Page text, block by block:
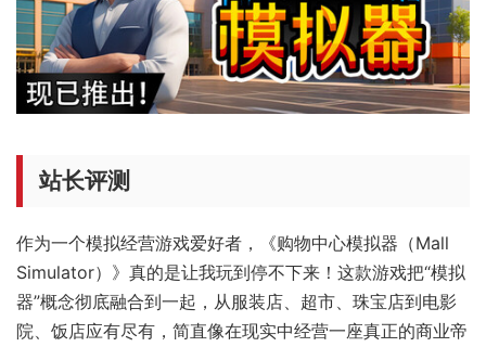
站长评测
作为一个模拟经营游戏爱好者，《购物中心模拟器（Mall
Simulator）》真的是让我玩到停不下来！这款游戏把“模拟
器”概念彻底融合到一起，从服装店、超市、珠宝店到电影
院、饭店应有尽有，简直像在现实中经营一座真正的商业帝